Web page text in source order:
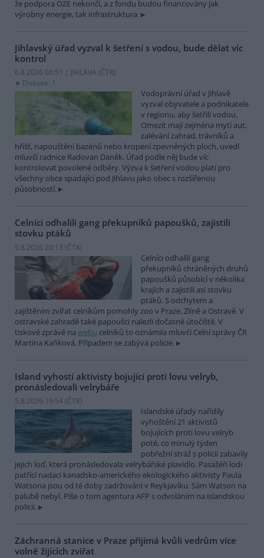
že podpora OZE nekončí, a z fondu budou financovány jak
výrobny energie, tak infrastruktura.
Jihlavský úřad vyzval k šetření s vodou, bude dělat víc
kontrol
6.8.2026 00:51 | JIHLAVA (ČTK)
Diskuse: 1
Vodoprávní úřad v Jihlavě
vyzval obyvatele a podnikatele
v regionu, aby šetřili vodou.
Omezit mají zejména mytí aut,
zalévání zahrad, trávníků a
hřišť, napouštění bazénů nebo kropení zpevněných ploch, uvedl
mluvčí radnice Radovan Daněk. Úřad podle něj bude víc
kontrolovat povolené odběry. Výzva k šetření vodou platí pro
všechny obce spadající pod Jihlavu jako obec s rozšířenou
působností.
Celníci odhalili gang překupníků papoušků, zajistili
stovku ptáků
5.8.2026 20:13 (ČTK)
Celníci odhalili gang
překupníků chráněných druhů
papoušků působící v několika
krajích a zajistili asi stovku
ptáků. S odchytem a
zajištěním zvířat celníkům pomohly zoo v Praze, Zlíně a Ostravě. V
ostravské zahradě také papoušci nalezli dočasné útočiště. V
tiskové zprávě na webu celníků to oznámila mluvčí Celní správy ČR
Martina Kaňková. Případem se zabývá policie.
Island vyhostí aktivisty bojující proti lovu velryb,
pronásledovali velrybáře
5.8.2026 19:54 (ČTK)
Islandské úřady nařídily
vyhoštění 21 aktivistů
bojujících proti lovu velryb
poté, co minulý týden
pobřežní stráž s policií zabavily
jejich loď, která pronásledovala velrybářské plavidlo. Pasažéři lodi
patřící nadaci kanadsko-amerického ekologického aktivisty Paula
Watsona jsou od té doby zadržováni v Reykjavíku. Sám Watson na
palubě nebyl. Píše o tom agentura AFP s odvoláním na islandskou
policii.
Záchranná stanice v Praze přijímá kvůli vedrům více
volně žijících zvířat